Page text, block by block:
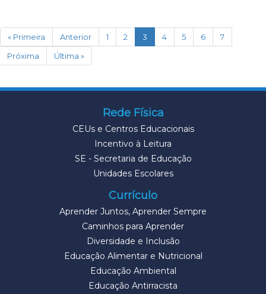
« Primeira Anterior 1 2 3 (current)
4 5 6
7
Próxima
Última »
Rede Física
CEUs e Centros Educacionais
Incentivo à Leitura
SE - Secretaria de Educação
Unidades Escolares
Currículo
Aprender Juntos, Aprender Sempre
Caminhos para Aprender
Diversidade e Inclusão
Educação Alimentar e Nutricional
Educação Ambiental
Educação Antirracista